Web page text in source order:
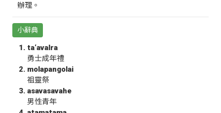
辦理。
小辭典
ta‘avalra
勇士成年禮
molapangolai
祖靈祭
asavasavahe
男性青年